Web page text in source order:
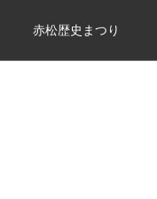
赤松歴史まつり